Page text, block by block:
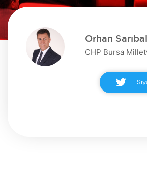
Orhan Sarıbal
CHP Bursa